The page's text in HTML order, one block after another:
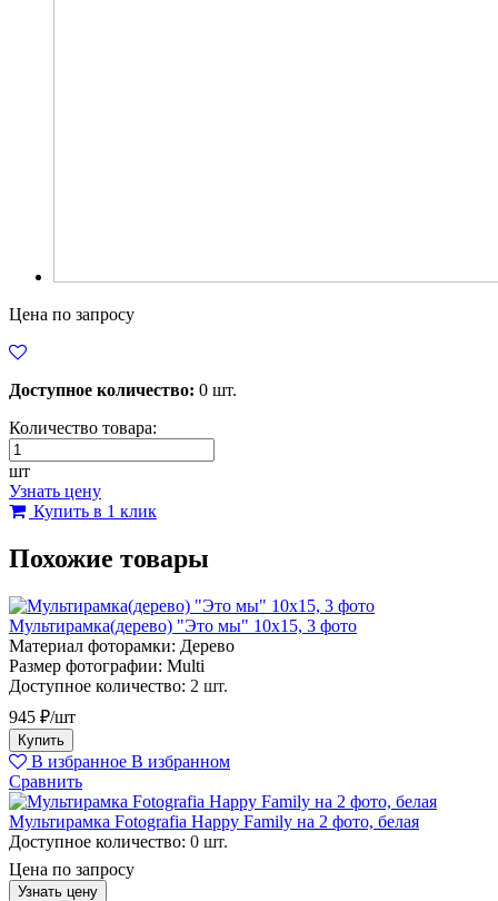
Цена по запросу
Доступное количество: 0 шт.
Количество товара:
шт
Узнать цену
Купить в 1 клик
Похожие товары
Мультирамка(дерево) "Это мы" 10х15, 3 фото
Материал фоторамки: Дерево
Размер фотографии: Multi
Доступное количество: 2 шт.
945 ₽/шт
Купить
В избранное В избранном
Сравнить
Мультирамка Fotografia Happy Family на 2 фото, белая
Доступное количество: 0 шт.
Цена по запросу
Узнать цену